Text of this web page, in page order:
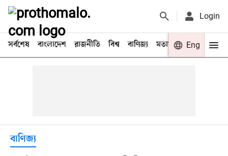
Login
সর্বশেষ বাংলাদেশ রাজনীতি বিশ্ব বাণিজ্য মতামত খেলা
Eng
বাণিজ্য